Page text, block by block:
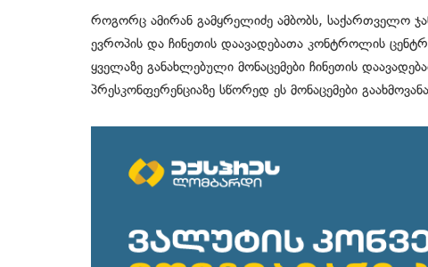
როგორც ამირან გამყრელიძე ამბობს, საქართველო
ევროპის და ჩინეთის დაავადებათა კონტროლის
ყველაზე განახლებული მონაცემები ჩინეთის
პრესკონფერენციაზე სწორედ ეს მონაცემები